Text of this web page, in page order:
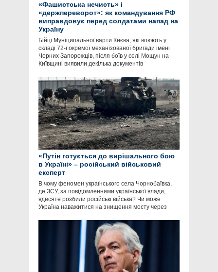
«Фашистська нечисть» і
«держпереворот»: як командування РФ
виправдовує перед солдатами напад на
Україну
Бійці Муніципальної варти Києва, які воюють у
складі 72-ї окремої механізованої бригади імені
Чорних Запорожців, після боїв у селі Мощун на
Київщині виявили декілька документів
«Путін готується до вирішального бою
в Україні» – російський військовий
експерт
В чому феномен українського села Чорнобаївка,
де ЗСУ, за повідомленнями української влади,
вдесяте розбили російські війська? Чи може
Україна наважитися на знищення мосту через